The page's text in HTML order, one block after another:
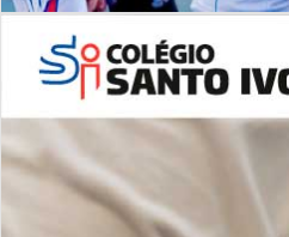
Desafios | Saiba mais